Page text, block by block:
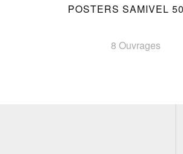
POSTERS SAMIVEL
8 Ouvrages